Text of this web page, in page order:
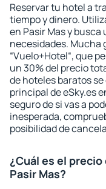
Reservar tu hotel a
tiempo y dinero.
en Pasir Mas y
necesidades. Mucha
“Vuelo+Hotel“, que
un 30% del precio
de hoteles baratos
principal de eSky.es
seguro de si vas a
inesperada,
posibilidad de
¿Cuál es el
Pasir Mas?